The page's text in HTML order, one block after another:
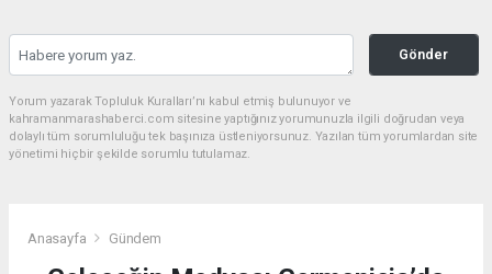
Gönder
Yorum yazarak Topluluk Kuralları’nı kabul etmiş bulunuyor ve
kahramanmarashaberci.com sitesine yaptığınız yorumunuzla ilgili doğrudan veya
dolaylı tüm sorumluluğu tek başınıza üstleniyorsunuz. Yazılan tüm yorumlardan site
yönetimi hiçbir şekilde sorumlu tutulamaz.
Anasayfa Gündem